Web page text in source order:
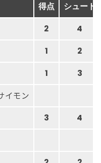
得点 シュート
2 4
1 2
1 3
イモン
3 4